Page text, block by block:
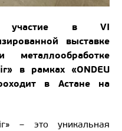
участие в VI
выставке
в рамках «ONDEU
в Астане на
– это уникальная